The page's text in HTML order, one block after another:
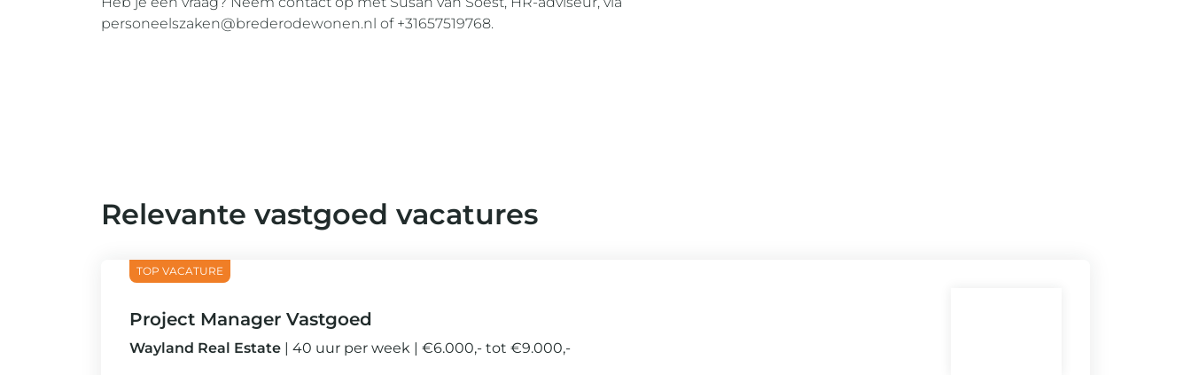
personeelszaken@brederodewonen.nl of +31657519768.
Relevante vastgoed vacatures
Project Manager Vastgoed
Wayland Real Estate 40 uur per week €6.000,- tot €9.000,-